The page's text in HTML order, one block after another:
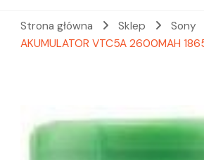
Strona główna Sklep Sony
AKUMULATOR VTC5A 2600MAH